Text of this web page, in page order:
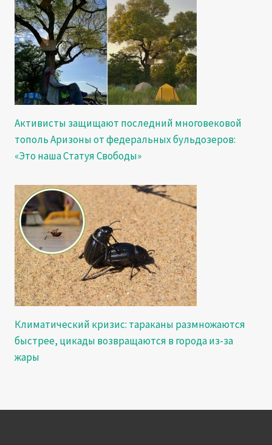
Активисты защищают последний многовековой
тополь Аризоны от федеральных бульдозеров:
«Это наша Статуя Свободы»
Климатический кризис: тараканы размножаются
быстрее, цикады возвращаются в города из-за
жары